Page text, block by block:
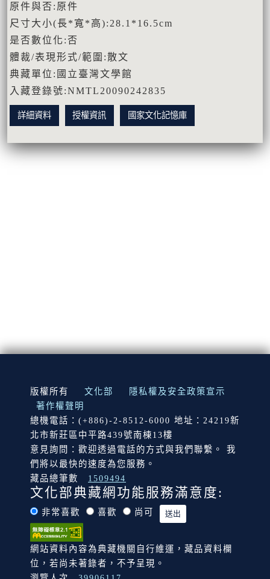
原件與否:原件
尺寸大小(長*寬*高):28.1*16.5cm
是否數位化:否
體裁/表現形式/範圍:散文
典藏單位:國立臺灣文學館
入藏登錄號:NMTL20090242835
詳細資料 授權資訊 國家文化記憶庫
:::
版權所有 文化部
隱私權及安全政策宣示
著作權聲明
總機電話：(+886)-2-8512-6000 地址：24219新
北市新莊區中平路439號南棟13樓
意見詢問：歡迎透過電話的方式與我們聯繫。 我
們將以最快的速度為您服務。
藏品總筆數
1509494
文化部典藏網功能服務滿意度:
非常喜歡 喜歡 尚可
網站資料內容為典藏機關自行維運，藏品資料欄
位，若尚未著錄者，不予呈現。